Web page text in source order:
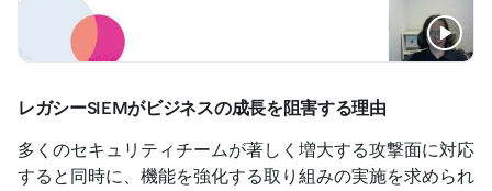
レガシーSIEMがビジネスの成長を阻害する理由
多くのセキュリティチームが著しく増大する攻撃面に対応
すると同時に、機能を強化する取り組みの実施を求められ